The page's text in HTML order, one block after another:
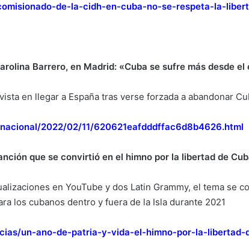
de-la-cidh-en-cuba-no-se-respeta-la-
Barrero, en Madrid: «Cuba se sufre más desde el
en llegar a España tras verse forzada a abandonar
2022/02/11/620621eafdddffac6d8b4626.html
que se convirtió en el himno por la libertad de
en YouTube y dos Latin Grammy, el tema se
los cubanos dentro y fuera de la Isla durante 2021
un-ano-de-patria-y-vida-el-himno-por-la-libertad-